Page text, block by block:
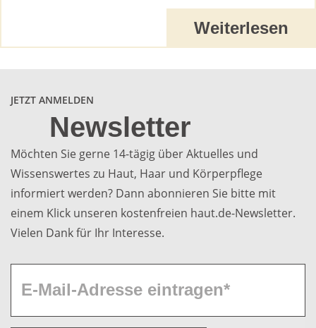
Weiterlesen
JETZT ANMELDEN
Newsletter
Möchten Sie gerne 14-tägig über Aktuelles und
Wissenswertes zu Haut, Haar und Körperpflege
informiert werden? Dann abonnieren Sie bitte mit
einem Klick unseren kostenfreien haut.de-Newsletter.
Vielen Dank für Ihr Interesse.